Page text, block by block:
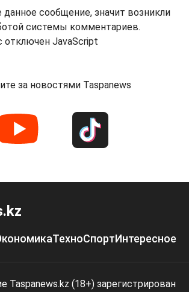
сообщение, значит возникли
системы комментариев.
отключен JavaScript
за новостями Taspanews
ТехноСпортИнтересное
Taspanews.kz (18+) зарегистрирован